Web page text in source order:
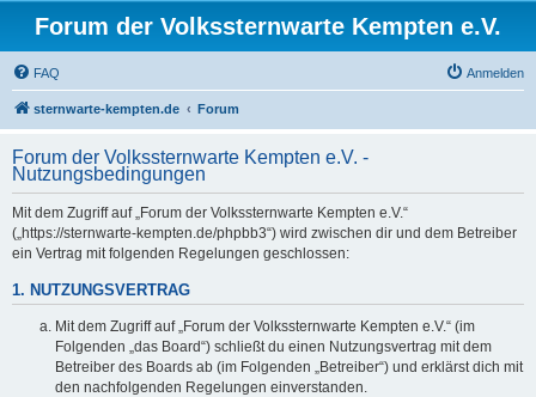
Forum der Volkssternwarte Kempten e.V.
FAQ Anmelden
sternwarte-kempten.de Forum
Forum der Volkssternwarte Kempten e.V. -
Nutzungsbedingungen
Mit dem Zugriff auf „Forum der Volkssternwarte Kempten e.V.“
(„https://sternwarte-kempten.de/phpbb3“) wird zwischen dir und dem Betreiber
ein Vertrag mit folgenden Regelungen geschlossen:
1. NUTZUNGSVERTRAG
Mit dem Zugriff auf „Forum der Volkssternwarte Kempten e.V.“ (im
Folgenden „das Board“) schließt du einen Nutzungsvertrag mit dem
Betreiber des Boards ab (im Folgenden „Betreiber“) und erklärst dich mit
den nachfolgenden Regelungen einverstanden.